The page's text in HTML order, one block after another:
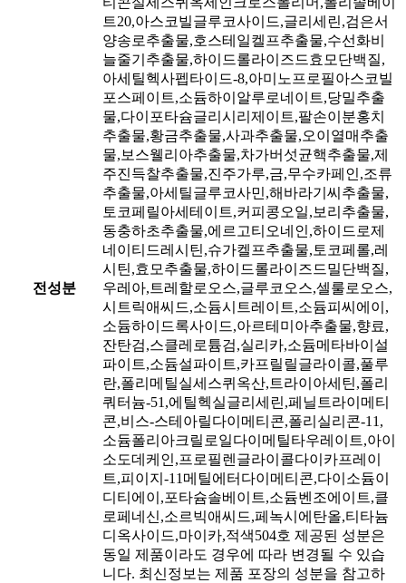
전성분
트20,아스코빌글루코사이드,글리세린,검은서
양송로추출물,호스테일켈프추출물,수선화비
늘줄기추출물,하이드롤라이즈드효모단백질,
아세틸헥사펩타이드-8,아미노프로필아스코빌
포스페이트,소듐하이알루로네이트,당밀추출
물,다이포타슘글리시리제이트,팔손이분홍치
추출물,황금추출물,사과추출물,오이열매추출
물,보스웰리아추출물,차가버섯균핵추출물,제
주진득찰추출물,진주가루,금,무수카페인,조류
추출물,아세틸글루코사민,해바라기씨추출물,
토코페릴아세테이트,커피콩오일,보리추출물,
동충하초추출물,에르고티오네인,하이드로제
네이티드레시틴,슈가켈프추출물,토코페롤,레
시틴,효모추출물,하이드롤라이즈드밀단백질,
우레아,트레할로오스,글루코오스,셀룰로오스,
시트릭애씨드,소듐시트레이트,소듐피씨에이,
소듐하이드록사이드,아르테미아추출물,향료,
잔탄검,스클레로튬검,실리카,소듐메타바이설
파이트,소듐설파이트,카프릴릴글라이콜,풀루
란,폴리메틸실세스퀴옥산,트라이아세틴,폴리
쿼터늄-51,에틸헥실글리세린,페닐트라이메티
콘,비스-스테아릴다이메티콘,폴리실리콘-11,
소듐폴리아크릴로일다이메틸타우레이트,아이
소도데케인,프로필렌글라이콜다이카프레이
트,피이지-11메틸에터다이메티콘,다이소듐이
디티에이,포타슘솔베이트,소듐벤조에이트,클
로페네신,소르빅애씨드,페녹시에탄올,티타늄
디옥사이드,마이카,적색504호 제공된 성분은
동일 제품이라도 경우에 따라 변경될 수 있습
니다. 최신정보는 제품 포장의 성분을 참고하